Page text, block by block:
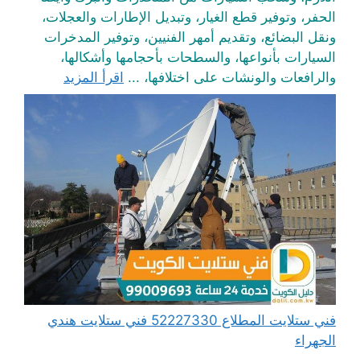
الحفر، وتوفير قطع الغيار، وتبديل الإطارات والعجلات،
ونقل البضائع، وتقديم أمهر الفنيين، وتوفير المدخرات
السيارات بأنواعها، والسطحات بأحجامها وأشكالها،
والرافعات والونشات على اختلافها، ... اقرأ المزيد
فني ستلايت المطلاع 52227330 فني ستلايت هندي
الجهراء